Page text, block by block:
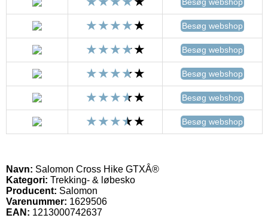
Besøg webshop
Besøg webshop
Besøg webshop
Besøg webshop
Besøg webshop
Navn: Salomon Cross Hike GTXÂ®
Kategori: Trekking- & løbesko
Producent: Salomon
Varenummer: 1629506
EAN: 1213000742637